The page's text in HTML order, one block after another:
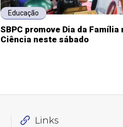
Educação
SBPC promove Dia da Família
Ciência neste sábado
Links